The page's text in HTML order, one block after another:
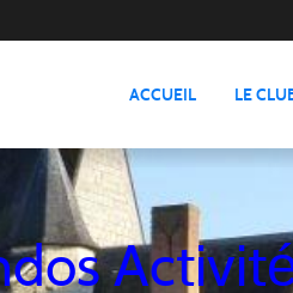
ACCUEIL LE